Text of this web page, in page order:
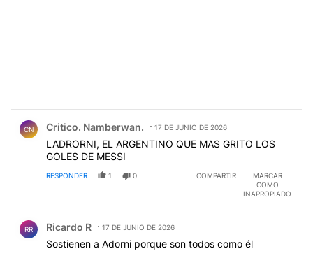
CN Critico. Namberwan. 17 DE JUNIO DE 2026
LADRORNI, EL ARGENTINO QUE MAS GRITO LOS
GOLES DE MESSI
RESPONDER 1 0 COMPARTIR
MARCAR
COMO
INAPROPIADO
RR Ricardo R 17 DE JUNIO DE 2026
Sostienen a Adorni porque son todos como él